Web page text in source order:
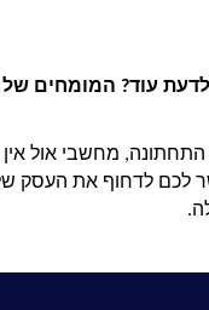
לדעת עוד? המומחים